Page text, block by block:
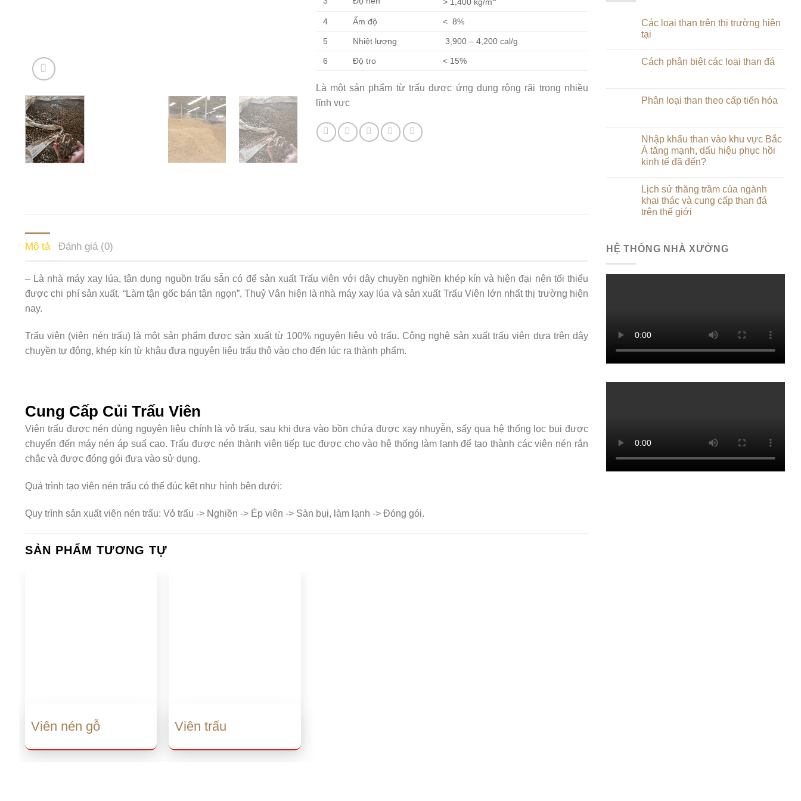
Các loại than trên thị trường hiện
tại
Cách phân biệt các loại than đá
Phân loại than theo cấp tiến hóa
Nhập khẩu than vào khu vực Bắc
Á tăng mạnh, dấu hiệu phục hồi
kinh tế đã đến?
Lịch sử thăng trầm của ngành
khai thác và cung cấp than đá
trên thế giới
HỆ THỐNG NHÀ XƯỞNG
4 Ẩm độ < 8%
5 Nhiệt lượng 3,900 – 4,200 cal/g
6 Độ tro < 15%
Là một sản phẩm từ trấu được ứng dụng rộng rãi trong nhiều
lĩnh vực
Mô tả Đánh giá (0)
– Là nhà máy xay lúa, tận dụng nguồn trấu sẵn có để sản xuất Trấu viên với dây chuyền nghiền khép kín và hiện đại nên tối thiểu
được chi phí sản xuất, “Làm tận gốc bán tận ngọn”, Thuỷ Vân hiện là nhà máy xay lúa và sản xuất Trấu Viên lớn nhất thị trường hiện
nay.
Trấu viên (viên nén trấu) là một sản phẩm được sản xuất từ 100% nguyên liệu vỏ trấu. Công nghệ sản xuất trấu viên dựa trên dây
chuyền tự động, khép kín từ khâu đưa nguyên liệu trấu thô vào cho đến lúc ra thành phẩm.
Cung Cấp Củi Trấu Viên
Viên trấu được nén dùng nguyên liệu chính là vỏ trấu, sau khi đưa vào bồn chứa được xay nhuyễn, sấy qua hệ thống lọc bụi được
chuyển đến máy nén áp suấ cao. Trấu được nén thành viên tiếp tục được cho vào hệ thống làm lạnh để tạo thành các viên nén rắn
chắc và được đóng gói đưa vào sử dụng.
Quá trình tạo viên nén trấu có thể đúc kết như hình bên dưới:
Quy trình sản xuất viên nén trấu: Vỏ trấu -> Nghiền -> Ép viên -> Sàn bụi, làm lạnh -> Đóng gói.
SẢN PHẨM TƯƠNG TỰ
Viên nén gỗ Viên trấu